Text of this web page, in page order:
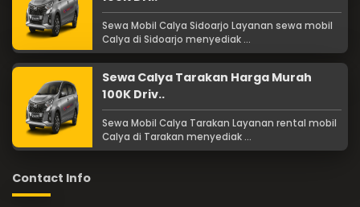
Sewa Mobil Calya Sidoarjo Layanan sewa mobil
Calya di Sidoarjo menyediak ...
Sewa Calya Tarakan Harga Murah
100K Driv..
Sewa Mobil Calya Tarakan Layanan rental mobil
Calya di Tarakan menyediak ...
Contact Info